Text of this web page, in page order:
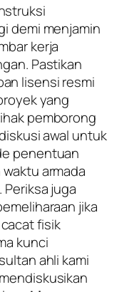
demi menjamin
kerja
Pastikan
lisensi resmi
yang
pemborong
awal untuk
penentuan
armada
juga
jika
fisik
kunci
ahli kami